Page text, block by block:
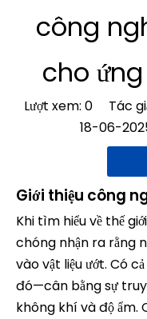
công
cho
Lượt xem: 0 Tác
18-06-
Giới thiệu công
Khi tìm hiểu về thế
chóng nhận ra rằng
vào vật liệu ướt. Có
đó—cân bằng sự
không khí và độ ẩm.